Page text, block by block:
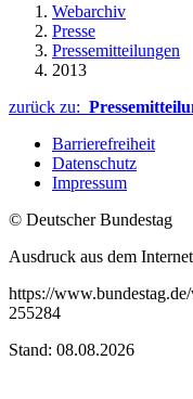
Webarchiv
Presse
Pressemitteilungen
2013
zurück zu:
Barrierefreiheit
Datenschutz
Impressum
© Deutscher Bundestag
Ausdruck aus dem
https://
255284
Stand: 08.08.2026